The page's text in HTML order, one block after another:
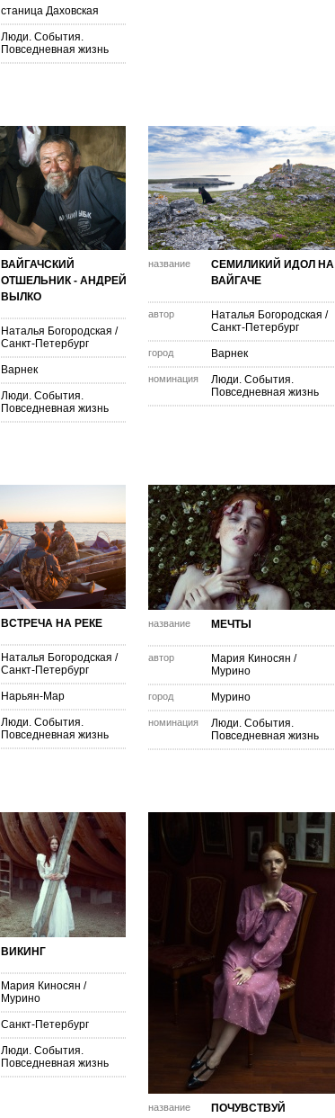
станица Даховская
Люди. События.
Повседневная жизнь
ВАЙГАЧСКИЙ
ОТШЕЛЬНИК - АНДРЕЙ
ВЫЛКО
Наталья Богородская /
Санкт-Петербург
Варнек
Люди. События.
Повседневная жизнь
название
СЕМИЛИКИЙ ИДОЛ НА
ВАЙГАЧЕ
автор Наталья Богородская /
Санкт-Петербург
город Варнек
номинация
Люди. События.
Повседневная жизнь
ВСТРЕЧА НА РЕКЕ
Наталья Богородская /
Санкт-Петербург
Нарьян-Мар
Люди. События.
Повседневная жизнь
название МЕЧТЫ
автор Мария Киносян /
Мурино
город Мурино
номинация
Люди. События.
Повседневная жизнь
ВИКИНГ
Мария Киносян /
Мурино
Санкт-Петербург
Люди. События.
Повседневная жизнь
название
ПОЧУВСТВУЙ